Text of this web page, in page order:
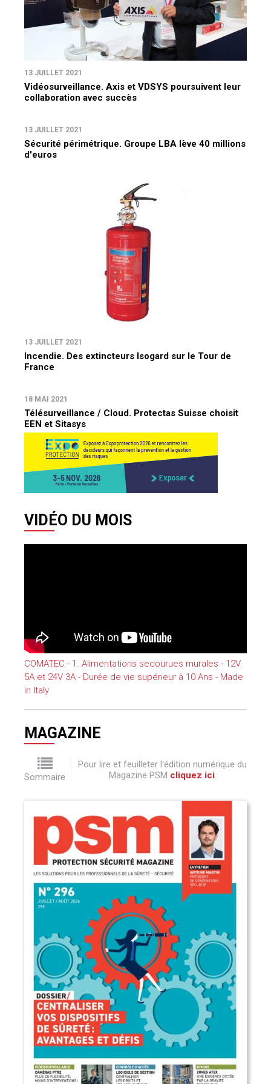
13 JUILLET 2021
Vidéosurveillance. Axis et VDSYS poursuivent leur
collaboration avec succès
13 JUILLET 2021
Sécurité périmétrique. Groupe LBA lève 40 millions
d'euros
13 JUILLET 2021
Incendie. Des extincteurs Isogard sur le Tour de
France
18 MAI 2021
Télésurveillance / Cloud. Protectas Suisse choisit
EEN et Sitasys
VIDÉO DU MOIS
COMATEC - 1. Alimentations secourues murales - 12V
5A et 24V 3A - Durée de vie supérieur à 10 Ans - Made
in Italy
MAGAZINE
Sommaire
Pour lire et feuilleter l'édition numérique du
Magazine PSM cliquez ici.